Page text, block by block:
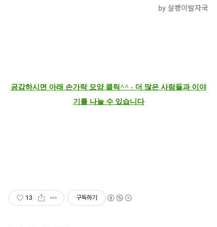
by 살쾡이발자국
공감하시면 아래 손가락 모양 클릭^^ - 더 많은 사람들과 이야
기를 나눌 수 있습니다
13 구독하기